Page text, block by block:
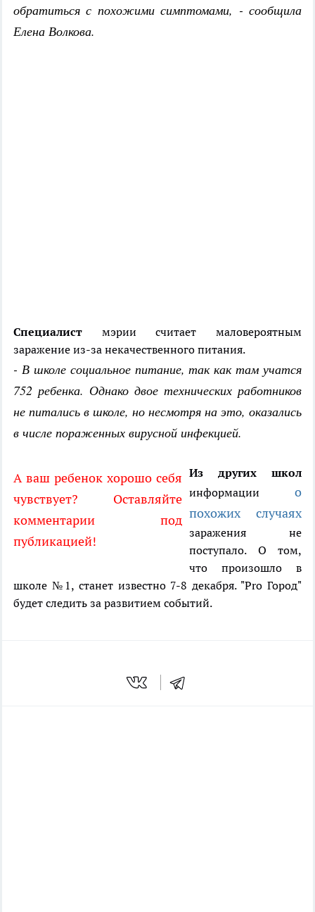
обратиться с похожими симптомами, - сообщила
Елена Волкова.
Специалист мэрии считает маловероятным
заражение из-за некачественного питания.
- В школе социальное питание, так как там учатся
752 ребенка. Однако двое технических работников
не питались в школе, но несмотря на это, оказались
в числе пораженных вирусной инфекцией.
А ваш ребенок хорошо себя
чувствует? Оставляйте
комментарии под
публикацией!
Из других школ
информации о
похожих случаях
заражения не
поступало. О том,
что произошло в
школе №1, станет известно 7-8 декабря. "Pro Город"
будет следить за развитием событий.